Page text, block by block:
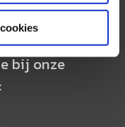
bij onze